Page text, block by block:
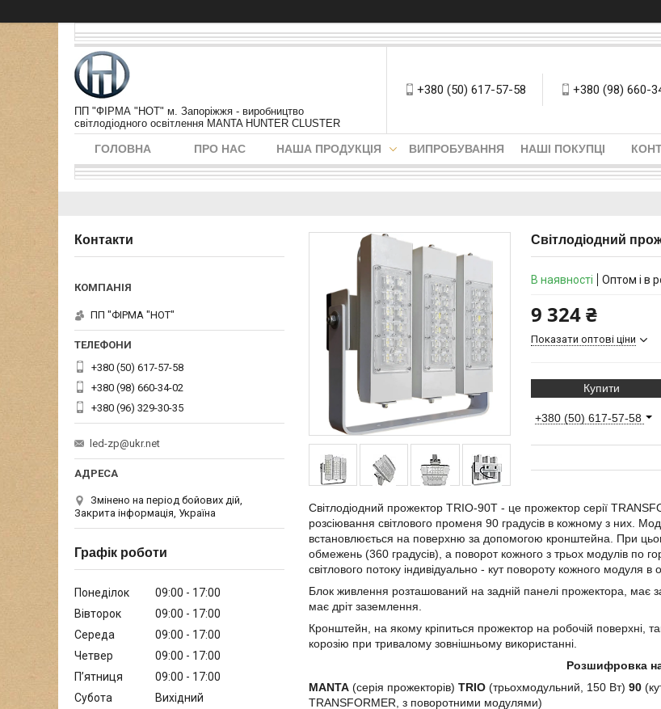
ПП "ФІРМА "НОТ" м. Запоріжжя - виробництво
світлодіодного освітлення MANTA HUNTER CLUSTER
+380 (50) 617-57-58 +380 (98) 660-
ГОЛОВНА ПРО НАС НАША ПРОДУКЦІЯ ВИПРОБУВАННЯ НАШІ ПОКУПЦІ
Світлодіодний
В наявності Оптом і в
9 324 ₴
Показати оптові ціни
Купити
+380 (50) 617-57-58
Світлодіодний прожектор TRIO-90T - це прожектор серії
розсіювання світлового променя 90 градусів в кожному з них.
встановлюється на поверхню за допомогою кронштейна. При
обмежень (360 градусів), а поворот кожного з трьох модулів по
світлового потоку індивідуально - кут повороту кожного модуля в
Блок живлення розташований на задній панелі прожектора, має
має дріт заземлення.
Кронштейн, на якому кріпиться прожектор на робочій поверхні,
корозію при тривалому зовнішньому використанні.
Розшифровка
MANTA (серія прожекторів) TRIO (трьохмодульний, 150 Вт) 90
TRANSFORMER, з поворотними модулями)
Контакти
ПП "ФІРМА "НОТ"
+380 (50) 617-57-58
+380 (98) 660-34-02
+380 (96) 329-30-35
led-zp@ukr.net
Змінено на період бойових дій,
Закрита інформація, Україна
Графік роботи
Понеділок 09:00
17:00
Вівторок
09:00
17:00
Середа
09:00
17:00
Четвер
09:00
17:00
Пʼятниця
09:00
17:00
Субота
Вихідний